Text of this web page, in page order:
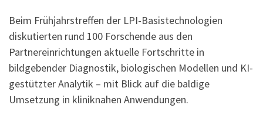
Beim Frühjahrstreffen der LPI-Basistechnologien
diskutierten rund 100 Forschende aus den
Partnereinrichtungen aktuelle Fortschritte in
bildgebender Diagnostik, biologischen Modellen und KI-
gestützter Analytik – mit Blick auf die baldige
Umsetzung in kliniknahen Anwendungen.